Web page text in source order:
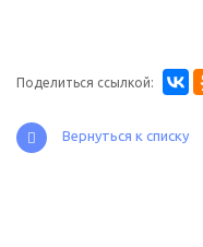
Поделиться ссылкой:
Вернуться к списку